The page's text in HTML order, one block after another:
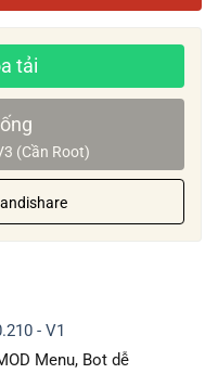
tải
(Cần Root)
- V1
Menu, Bot dễ